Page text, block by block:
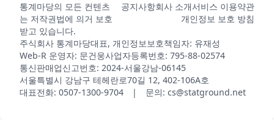
통계마당의 모든 컨텐츠
는 저작권법에 의거 보호
받고 있습니다.
공지사항회사 소개서비스 이용약관
개인정보 보호 방침
주식회사 통계마당대표, 개인정보보호책임자: 유재성
Web-R 운영자: 문건웅사업자등록번호: 795-88-02574
통신판매업신고번호: 2024-서울강남-06145
서울특별시 강남구 테헤란로70길 12, 402-106A호
대표전화: 0507-1300-9704 | 문의: cs@statground.net